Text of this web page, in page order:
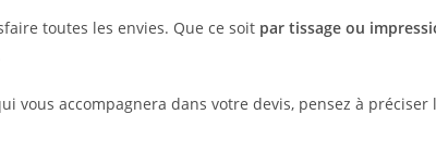
toutes les envies. Que ce soit par tissage ou
vous accompagnera dans votre devis, pensez à